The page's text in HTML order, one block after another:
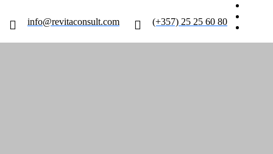
info@revitaconsult.com (+357) 25 25 60 80
στις